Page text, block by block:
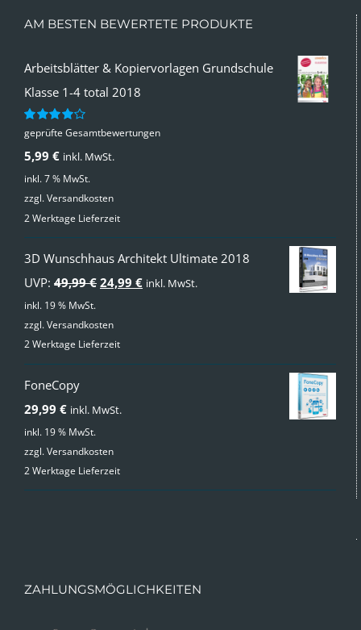
AM BESTEN BEWERTETE PRODUKTE
Arbeitsblätter & Kopiervorlagen Grundschule
Klasse 1-4 total 2018
Bewertet
von 5
geprüfte Gesamtbewertungen
5,99 € inkl. MwSt.
inkl. 7 % MwSt.
zzgl.Versandkosten
2 Werktage Lieferzeit
3D Wunschhaus Architekt Ultimate 2018
UVP: 49,99€ Ursprünglicher
war:
24,99 €Aktueller
inkl. MwSt.
inkl. 19 % MwSt.
zzgl.Versandkosten
2 Werktage Lieferzeit
FoneCopy
29,99 € inkl. MwSt.
inkl. 19 % MwSt.
zzgl.Versandkosten
2 Werktage Lieferzeit
ZAHLUNGSMÖGLICHKEITEN